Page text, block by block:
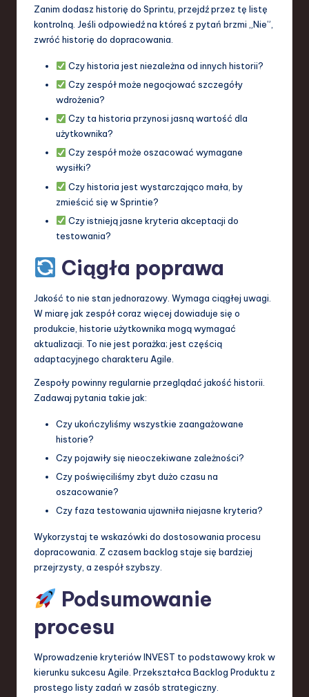
Zanim dodasz historię do Sprintu, przejdź przez tę listę
kontrolną. Jeśli odpowiedź na któreś z pytań brzmi „Nie”,
zwróć historię do dopracowania.
Czy historia jest niezależna od innych historii?
Czy zespół może negocjować szczegóły
wdrożenia?
Czy ta historia przynosi jasną wartość dla
użytkownika?
Czy zespół może oszacować wymagane
wysiłki?
Czy historia jest wystarczająco mała, by
zmieścić się w Sprintie?
Czy istnieją jasne kryteria akceptacji do
testowania?
Ciągła poprawa
Jakość to nie stan jednorazowy. Wymaga ciągłej uwagi.
W miarę jak zespół coraz więcej dowiaduje się o
produkcie, historie użytkownika mogą wymagać
aktualizacji. To nie jest porażka; jest częścią
adaptacyjnego charakteru Agile.
Zespoły powinny regularnie przeglądać jakość historii.
Zadawaj pytania takie jak:
Czy ukończyliśmy wszystkie zaangażowane
historie?
Czy pojawiły się nieoczekiwane zależności?
Czy poświęciliśmy zbyt dużo czasu na
oszacowanie?
Czy faza testowania ujawniła niejasne kryteria?
Wykorzystaj te wskazówki do dostosowania procesu
dopracowania. Z czasem backlog staje się bardziej
przejrzysty, a zespół szybszy.
Podsumowanie
procesu
Wprowadzenie kryteriów INVEST to podstawowy krok w
kierunku sukcesu Agile. Przekształca Backlog Produktu z
prostego listy zadań w zasób strategiczny.